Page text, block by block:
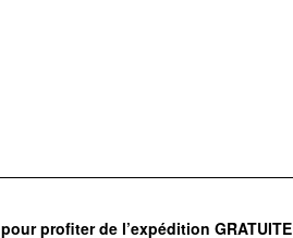
pour profiter de l’expédition GRATUITE